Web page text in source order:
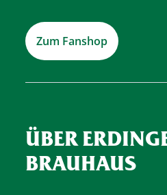
Zum Fanshop
ÜBER
BRAUHAUS